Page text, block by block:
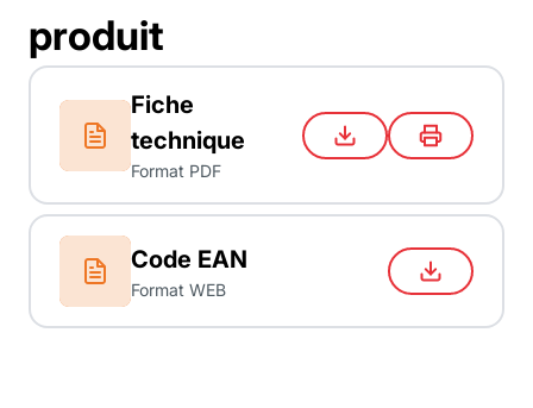
produit
Fiche
technique
Format PDF
Code EAN
Format WEB